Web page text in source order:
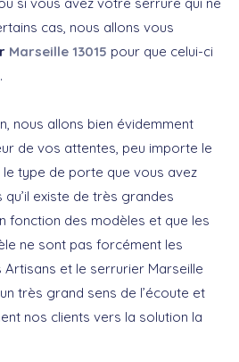
cas, nous allons vous
Marseille 13015 pour que celui-ci
nous allons bien évidemment
de vos attentes, peu importe le
type de porte que vous avez
existe de très grandes
fonction des modèles et que les
ne sont pas forcément les
Artisans et le serrurier Marseille
très grand sens de l’écoute et
nos clients vers la solution la